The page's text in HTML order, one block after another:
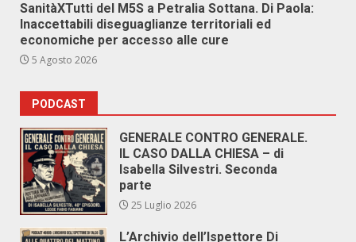
SanitàXTutti del M5S a Petralia Sottana. Di Paola:
Inaccettabili diseguaglianze territoriali ed
economiche per accesso alle cure
5 Agosto 2026
PODCAST
GENERALE CONTRO GENERALE.
IL CASO DALLA CHIESA – di
Isabella Silvestri. Seconda
parte
25 Luglio 2026
L’Archivio dell’Ispettore Di